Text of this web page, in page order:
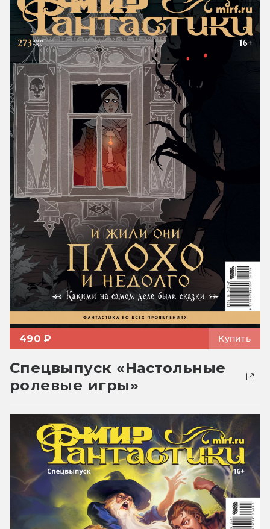
490 ₽ Купить
Спецвыпуск «Настольные
ролевые игры»